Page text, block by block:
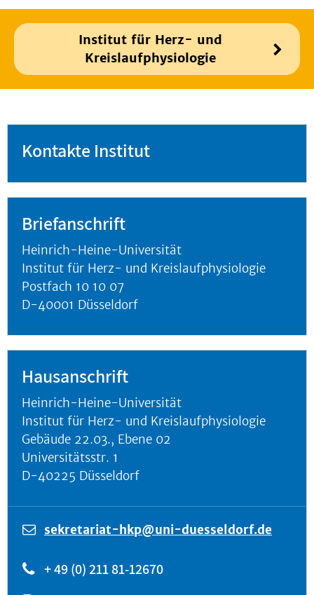
Institut für Herz- und
Kreislaufphysiologie
Kontakte Institut
Briefanschrift
Heinrich-Heine-Universität
Institut für Herz- und Kreislaufphysiologie
Postfach 10 10 07
D-40001 Düsseldorf
Hausanschrift
Heinrich-Heine-Universität
Institut für Herz- und Kreislaufphysiologie
Gebäude 22.03., Ebene 02
Universitätsstr. 1
D-40225 Düsseldorf
sekretariat-hkp@uni-duesseldorf.de
+ 49 (0) 211 81-12670